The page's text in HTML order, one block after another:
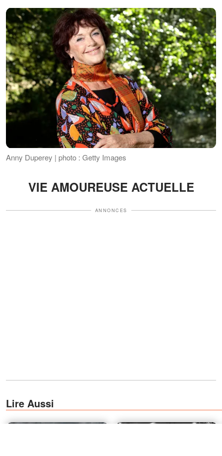
Anny Duperey | photo : Getty Images
VIE AMOUREUSE ACTUELLE
ANNONCES
Lire Aussi